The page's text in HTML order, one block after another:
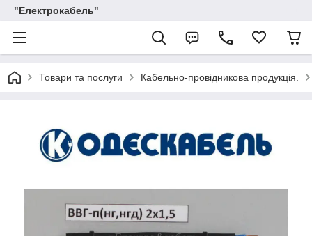
"Електрокабель"
Товари та послуги Кабельно-провідникова продукція.